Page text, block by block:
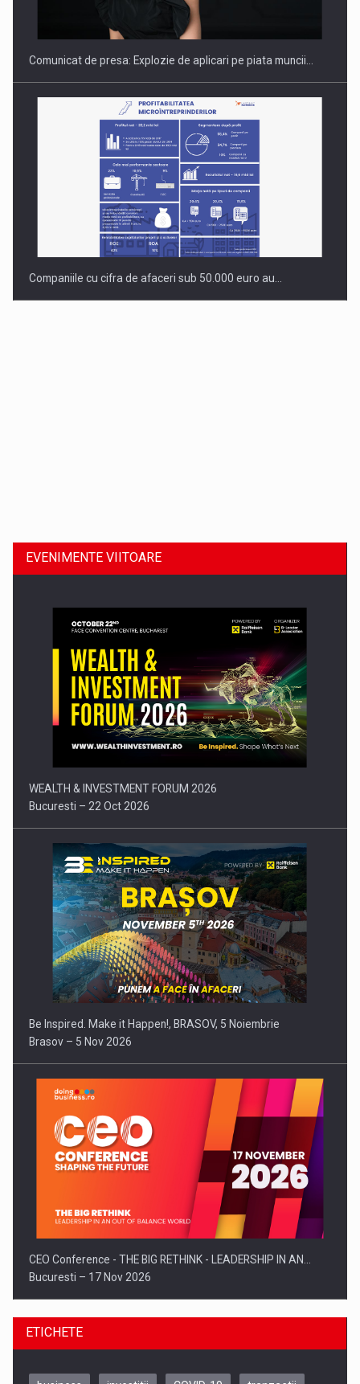
Comunicat de presa: Explozie de aplicari pe piata muncii…
Companiile cu cifra de afaceri sub 50.000 euro au…
Comunicat de presa: Joburile part-time reincep sa intre pe…
EVENIMENTE VIITOARE
WEALTH & INVESTMENT FORUM 2026
Bucuresti – 22 Oct 2026
Be Inspired. Make it Happen!, BRASOV, 5 Noiembrie
Brasov – 5 Nov 2026
CEO Conference - THE BIG RETHINK - LEADERSHIP IN AN…
Bucuresti – 17 Nov 2026
ETICHETE